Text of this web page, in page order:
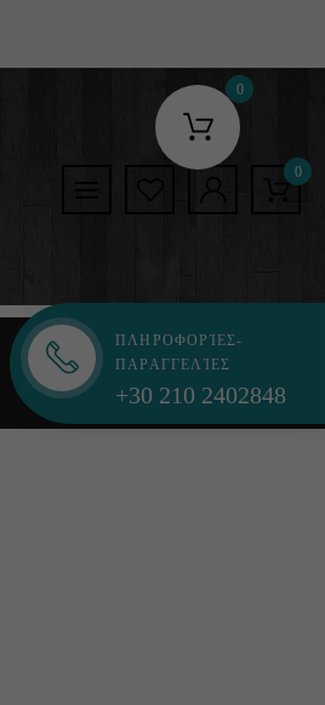
0
0
ΠΛΗΡΟΦΟΡΊΕΣ-
ΠΑΡΑΓΓΕΛΊΕΣ
+30 210 2402848